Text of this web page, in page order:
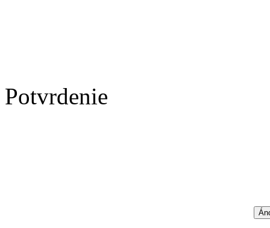
Potvrdenie